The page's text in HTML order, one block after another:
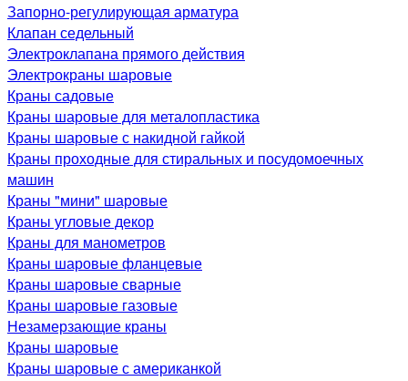
Запорно-регулирующая арматура
Клапан седельный
Электроклапана прямого действия
Электрокраны шаровые
Краны садовые
Краны шаровые для металопластика
Краны шаровые с накидной гайкой
Краны проходные для стиральных и посудомоечных
машин
Краны "мини" шаровые
Краны угловые декор
Краны для манометров
Краны шаровые фланцевые
Краны шаровые сварные
Краны шаровые газовые
Незамерзающие краны
Краны шаровые
Краны шаровые с американкой